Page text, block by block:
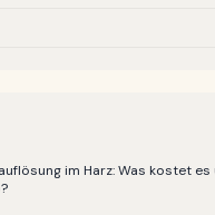
im Harz: Was kostet es